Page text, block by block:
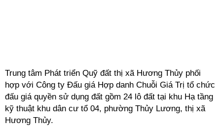
Trung tâm Phát triển Quỹ đất thị xã Hương Thủy phối
hợp với Công ty Đấu giá Hợp danh Chuỗi Giá Trị tổ chức
đấu giá quyền sử dụng đất gồm 24 lô đất tại khu Hạ tầng
kỹ thuật khu dân cư tổ 04, phường Thủy Lương, thị xã
Hương Thủy.